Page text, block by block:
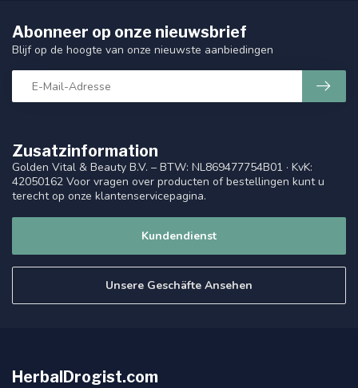
Zusatzinformation
Golden Vital & Beauty B.V. – BTW: NL869477754B01 · KvK:
42050162 Voor vragen over producten of bestellingen kunt u
terecht op onze klantenservicepagina.
Kundendienst
Unsere Geschäfte Ansehen
Abonneer op onze nieuwsbrief
Blijf op de hoogte van onze nieuwste aanbiedingen
HerbalDrogist.com